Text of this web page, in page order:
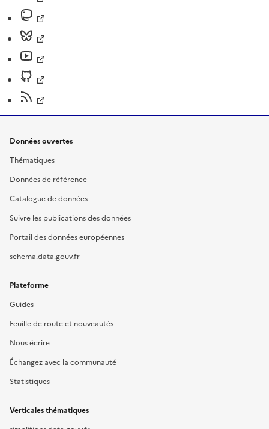
Données ouvertes
Thématiques
Données de référence
Catalogue de données
Suivre les publications des données
Portail des données européennes
schema.data.gouv.fr
Plateforme
Guides
Feuille de route et nouveautés
Nous écrire
Échangez avec la communauté
Statistiques
Verticales thématiques